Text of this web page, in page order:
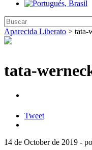
Aparecida Liberato > tata-
tata-
Tweet
14 de October de 2019 -